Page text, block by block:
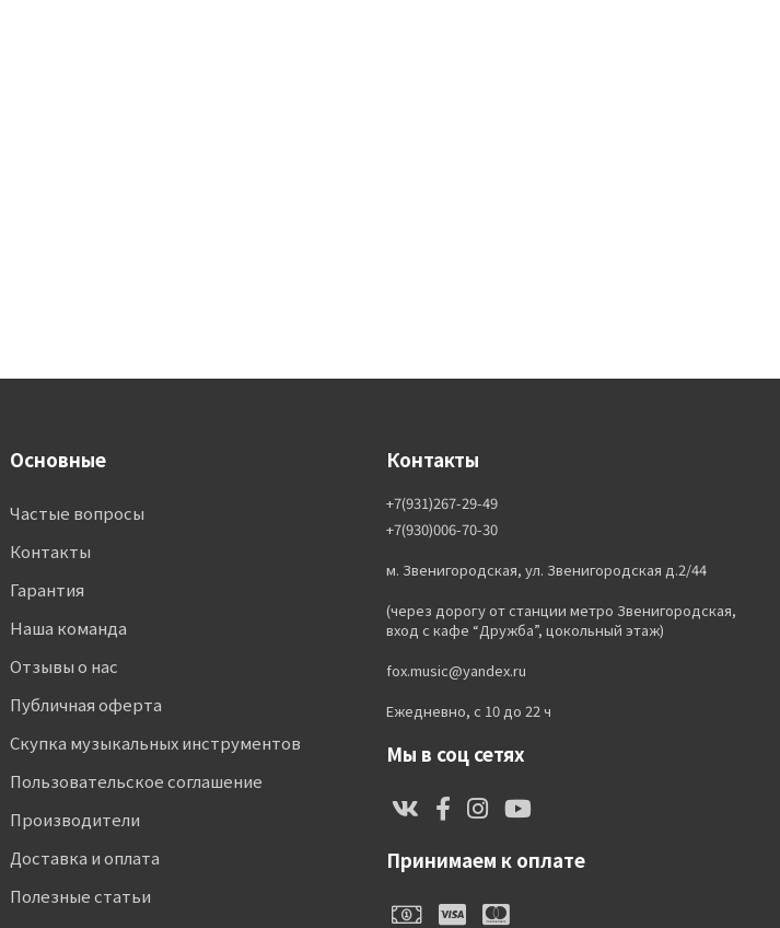
Основные
Частые вопросы
Контакты
Гарантия
Наша команда
Отзывы о нас
Публичная оферта
Скупка музыкальных инструментов
Пользовательское соглашение
Производители
Доставка и оплата
Полезные статьи
Контакты
+7(931)267-29-49
+7(930)006-70-30
м. Звенигородская, ул. Звенигородская д.2/44
(через дорогу от станции метро Звенигородская,
вход с кафе “Дружба”, цокольный этаж)
fox.music@yandex.ru
Ежедневно, с 10 до 22 ч
Мы в соц сетях
Принимаем к оплате